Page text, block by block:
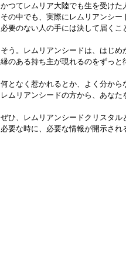
かつてレムリア大陸でも生を受けた
その中でも、実際にレムリアンシー
必要のない人の手には決して届くこ
そう。レムリアンシードは、はじめ
縁のある持ち主が現れるのをずっと
何となく惹かれるとか、よく分か
レムリアンシードの方から、あなた
ぜひ、レムリアンシードクリスタル
必要な時に、必要な情報が開示され